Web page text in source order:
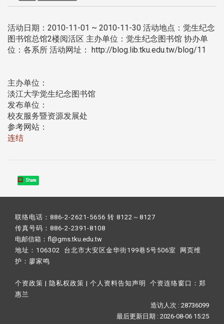
活动日期：2010-11-01 ~ 2010-11-30 活动地点：觉生纪念
图书馆总馆2楼阅活区 主办单位：觉生纪念图书馆 协办单
位：各系所 活动网址： http://blog.lib.tku.edu.tw/blog/11
主办单位：
淡江大学觉生纪念图书馆
发布单位：
校友服务暨资源发展处
参考网站：
连结
Share
联络电话：886-2-2621-5656 转 8122～8127
传真号码：886-2-2391-8108
电邮信箱：fl@gms.tku.edu.tw
地址：106302 台北市大安区金华街199巷5号506室 网页维
护： 廖家鸣​
个资政策 | 隐私权政策 | 个人资料告知声明 个资连络窗口： 郑
惠兰
造访人次 : 28736099
最后更新日期 :2026-08-06 15:25